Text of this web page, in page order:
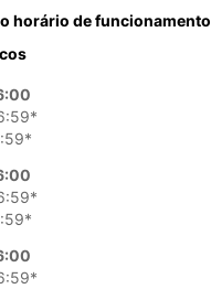
horário de funcionamento